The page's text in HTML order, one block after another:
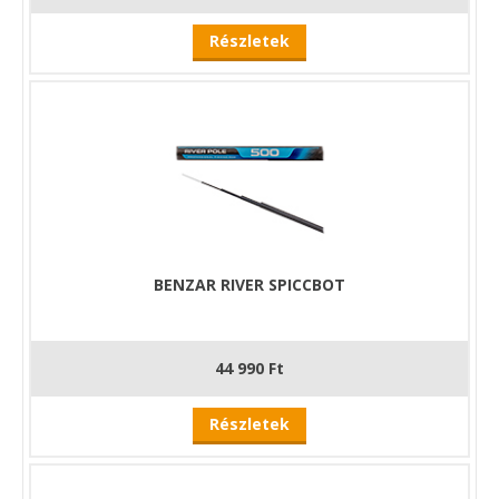
Részletek
BENZAR RIVER SPICCBOT
44 990 Ft
Részletek